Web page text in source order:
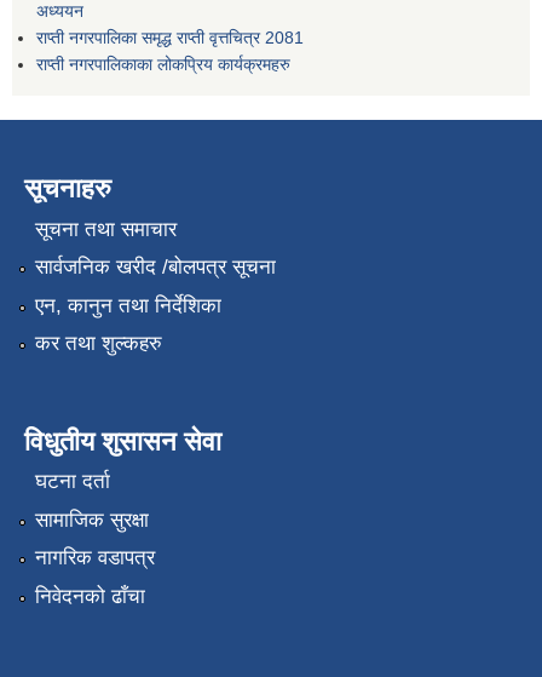
अध्ययन
राप्ती नगरपालिका समृद्ध राप्ती वृत्तचित्र 2081
राप्ती नगरपालिकाका लोकप्रिय कार्यक्रमहरु
सूचनाहरु
सूचना तथा समाचार
सार्वजनिक खरीद /बोलपत्र सूचना
एन, कानुन तथा निर्देशिका
कर तथा शुल्कहरु
विधुतीय शुसासन सेवा
घटना दर्ता
सामाजिक सुरक्षा
नागरिक वडापत्र
निवेदनको ढाँचा